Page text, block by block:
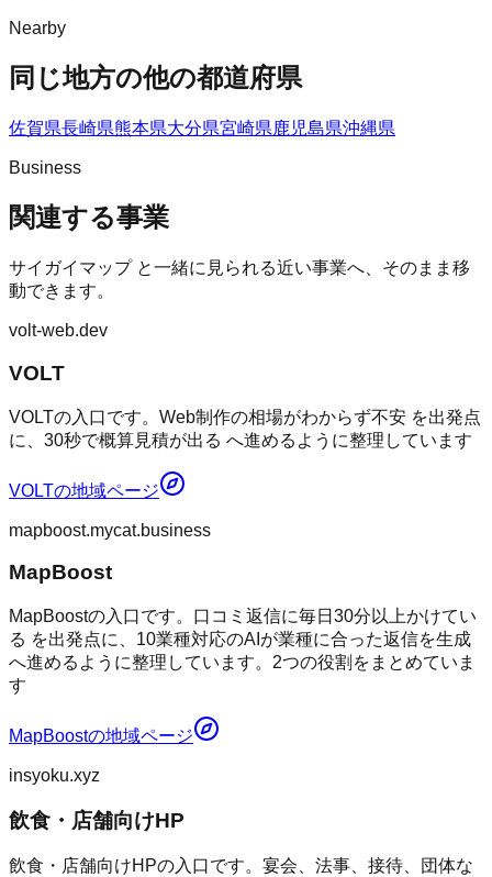
Nearby
同じ地方の他の都道府県
佐賀県長崎県熊本県大分県宮崎県鹿児島県沖縄県
Business
関連する事業
サイガイマップと一緒に見られる近い事業へ、そのまま移
動できます。
volt-web.dev
VOLT
VOLTの入口です。Web制作の相場がわからず不安 を出発点
に、30秒で概算見積が出る へ進めるように整理しています
VOLTの地域ページ
mapboost.mycat.business
MapBoost
MapBoostの入口です。口コミ返信に毎日30分以上かけてい
る を出発点に、10業種対応のAIが業種に合った返信を生成
へ進めるように整理しています。2つの役割をまとめていま
す
MapBoostの地域ページ
insyoku.xyz
飲食・店舗向けHP
飲食・店舗向けHPの入口です。宴会、法事、接待、団体な